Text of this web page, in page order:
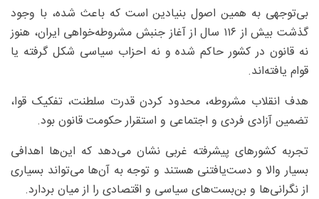
بی‌توجهی به همین اصول بنیادین است که باعث شده، با وجود
گذشت بیش از ۱۱۶ سال از آغاز جنبش مشروطه‌خواهی ایران، هنوز
نه قانون در کشور حاکم شده و نه احزاب سیاسی شکل گرفته یا
قوام یافته‌اند.
هدف انقلاب مشروطه، محدود کردن قدرت سلطنت، تفکیک قوا،
تضمین آزادی فردی و اجتماعی و استقرار حکومت قانون بود.
تجربه کشورهای پیشرفته غربی نشان می‌دهد که این‌ها اهدافی
بسیار والا و دست‌یافتنی هستند و توجه به آن‌ها می‌تواند بسیاری
از نگرانی‌ها و بن‌بست‌های سیاسی و اقتصادی را از میان بردارد.